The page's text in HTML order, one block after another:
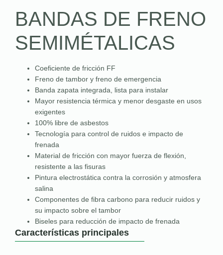
BANDAS DE FRENO
SEMIMÉTALICAS
Coeficiente de fricción FF
Freno de tambor y freno de emergencia
Banda zapata integrada, lista para instalar
Mayor resistencia térmica y menor desgaste en usos
exigentes
100% libre de asbestos
Tecnología para control de ruidos e impacto de
frenada
Material de fricción con mayor fuerza de flexión,
resistente a las fisuras
Pintura electrostática contra la corrosión y atmosfera
salina
Componentes de fibra carbono para reducir ruidos y
su impacto sobre el tambor
Biseles para reducción de impacto de frenada
Características principales